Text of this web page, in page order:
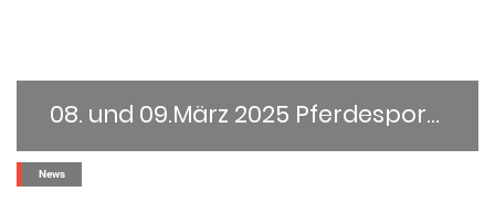
08. und 09.März 2025 Pferdesportverband Nordbaden e.V.
Sehr verehrte Gäste, liebe Freunde des Hammberger...
News